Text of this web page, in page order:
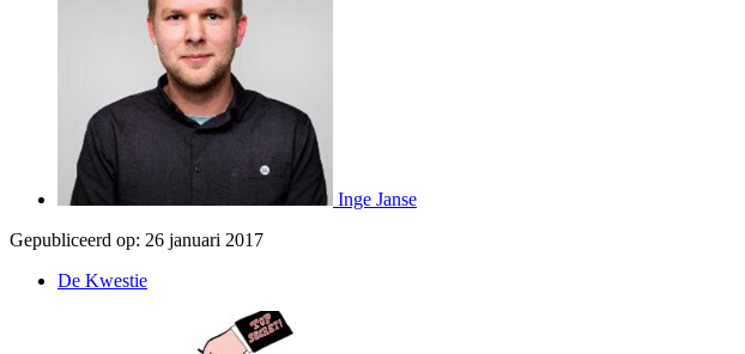
Inge Janse
Gepubliceerd op: 26 januari 2017
De Kwestie